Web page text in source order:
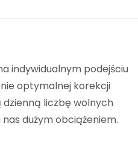
indywidualnym podejściu
optymalnej korekcji
dzienną liczbę wolnych
dużym obciążeniem.